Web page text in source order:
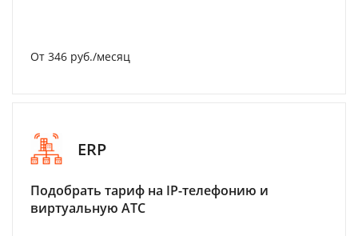
От 346 руб./месяц
ERP
Подобрать тариф на IP-телефонию и
виртуальную АТС